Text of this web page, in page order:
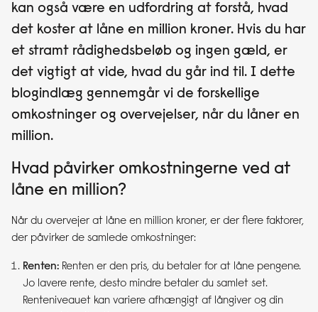
kan også være en udfordring at forstå, hvad
det koster at låne en million kroner. Hvis du har
et stramt rådighedsbeløb og ingen gæld, er
det vigtigt at vide, hvad du går ind til. I dette
blogindlæg gennemgår vi de forskellige
omkostninger og overvejelser, når du låner en
million.
Hvad påvirker omkostningerne ved at
låne en million?
Når du overvejer at låne en million kroner, er der flere faktorer,
der påvirker de samlede omkostninger:
Renten: Renten er den pris, du betaler for at låne pengene.
Jo lavere rente, desto mindre betaler du samlet set.
Renteniveauet kan variere afhængigt af långiver og din